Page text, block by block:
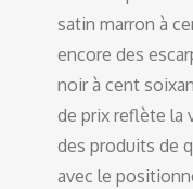
satin marron à
encore des
noir à cent
de prix reflète la
des produits de
avec le